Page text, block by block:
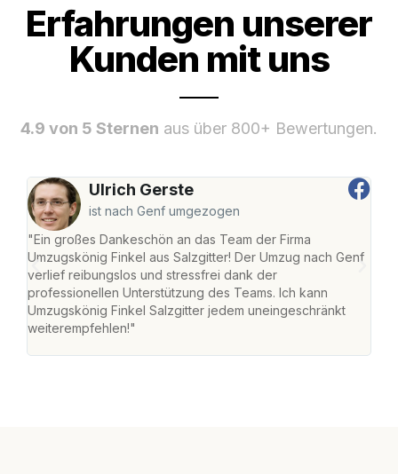
Erfahrungen unserer
Kunden mit uns
4.9 von 5 Sternen aus über 800+ Bewertungen.
Ulrich Gerste
ist nach Genf umgezogen
"Ein großes Dankeschön an das Team der Firma
Umzugskönig Finkel aus Salzgitter! Der Umzug nach Genf
verlief reibungslos und stressfrei dank der
professionellen Unterstützung des Teams. Ich kann
Umzugskönig Finkel Salzgitter jedem uneingeschränkt
weiterempfehlen!"